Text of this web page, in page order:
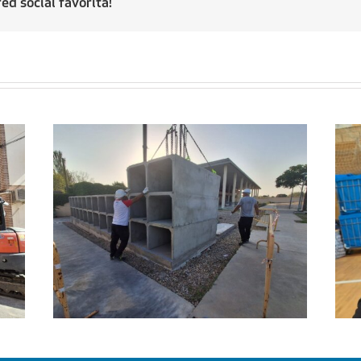
social favorita!
Regresa a sus hogares el centenar
de personas acogidas en el
Pabellón Cubierto